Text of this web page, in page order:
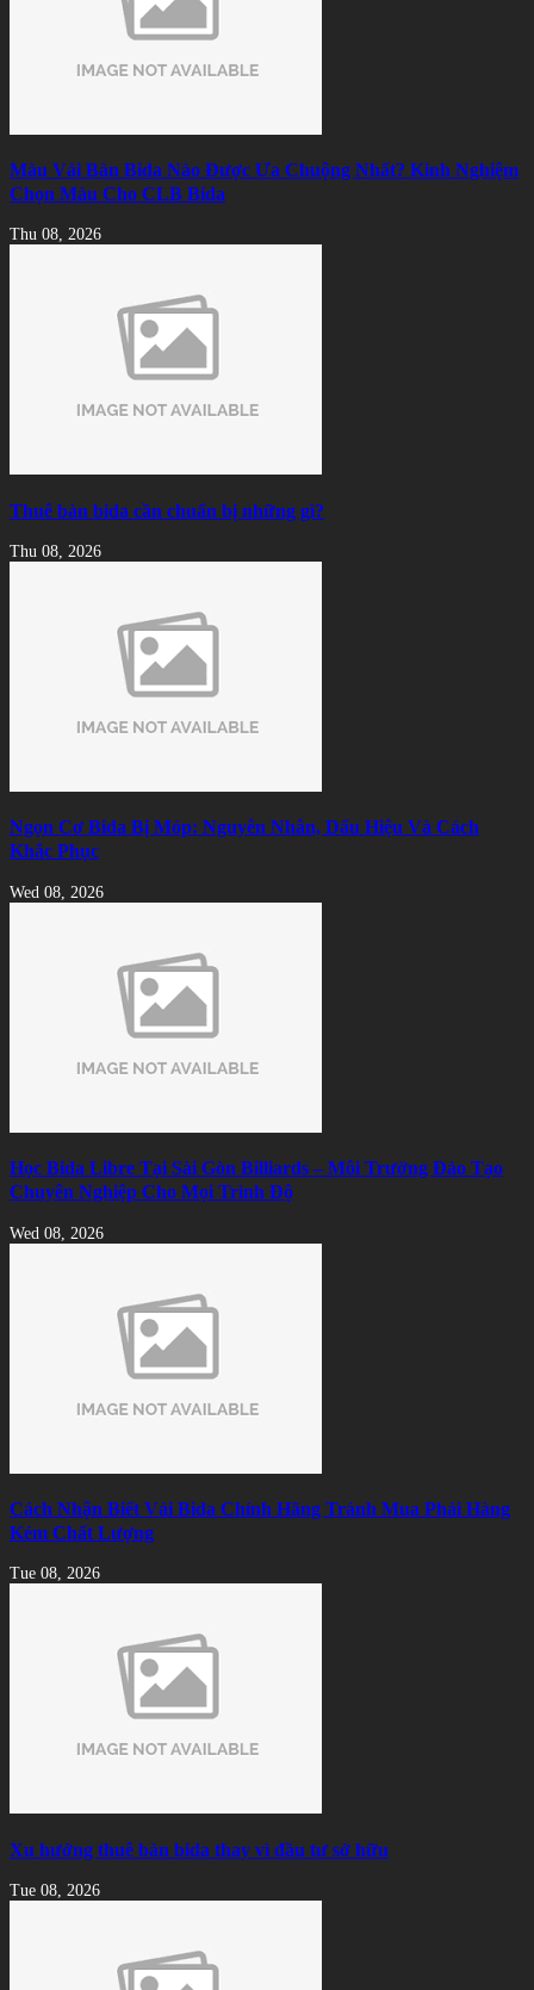
Màu Vải Bàn Bida Nào Được Ưa Chuộng Nhất? Kinh Nghiệm
Chọn Màu Cho CLB Bida
Thu 08, 2026
Thuê bàn bida cần chuẩn bị những gì?
Thu 08, 2026
Ngọn Cơ Bida Bị Móp: Nguyên Nhân, Dấu Hiệu Và Cách
Khắc Phục
Wed 08, 2026
Học Bida Libre Tại Sài Gòn Billiards – Môi Trường Đào Tạo
Chuyên Nghiệp Cho Mọi Trình Độ
Wed 08, 2026
Cách Nhận Biết Vải Bida Chính Hãng Tránh Mua Phải Hàng
Kém Chất Lượng
Tue 08, 2026
Xu hướng thuê bàn bida thay vì đầu tư sở hữu
Tue 08, 2026